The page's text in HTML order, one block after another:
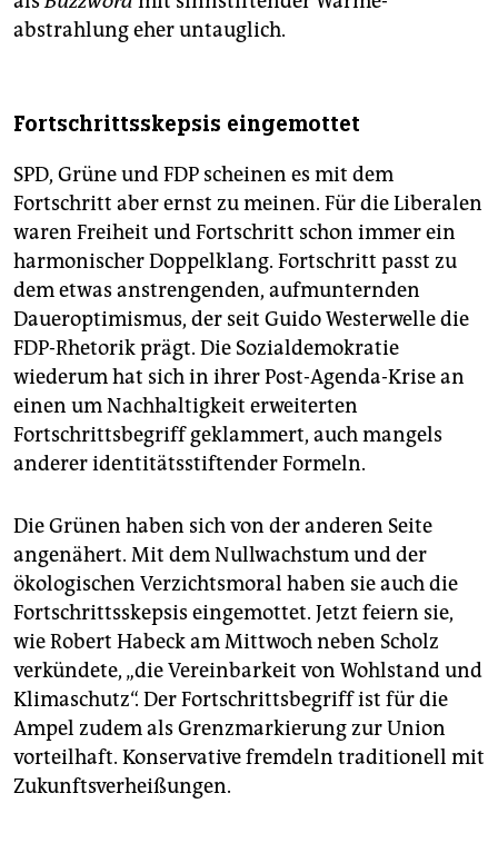
abstrahlung eher untauglich.
Fortschrittsskepsis eingemottet
SPD, Grüne und FDP scheinen es mit dem
Fortschritt aber ernst zu meinen. Für die Liberalen
waren Freiheit und Fortschritt schon immer ein
harmonischer Doppelklang. Fortschritt passt zu
dem etwas anstrengenden, aufmunternden
Daueroptimismus, der seit Guido Westerwelle die
FDP-Rhetorik prägt. Die Sozialdemokratie
wiederum hat sich in ihrer Post-Agenda-Krise an
einen um Nachhaltigkeit erweiterten
Fortschrittsbegriff geklammert, auch mangels
anderer identitätsstiftender Formeln.
Die Grünen haben sich von der anderen Seite
angenähert. Mit dem Nullwachstum und der
ökologischen Verzichtsmoral haben sie auch die
Fortschrittsskepsis eingemottet. Jetzt feiern sie,
wie Robert Habeck am Mittwoch neben Scholz
verkündete, „die Vereinbarkeit von Wohlstand und
Klimaschutz“. Der Fortschrittsbegriff ist für die
Ampel zudem als Grenzmarkierung zur Union
vorteilhaft. Konservative fremdeln traditionell mit
Zukunftsverheißungen.